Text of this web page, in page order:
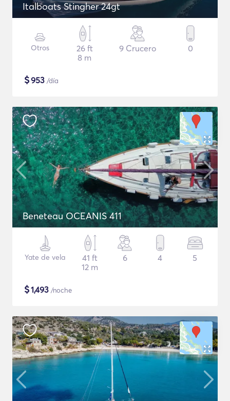
Italboats Stingher 24gt
Otros
26 ft
8 m
9 Crucero 0
$953 /día
Beneteau OCEANIS 411
Yate de vela
41 ft
12 m
6 4 5
$1,493 /noche